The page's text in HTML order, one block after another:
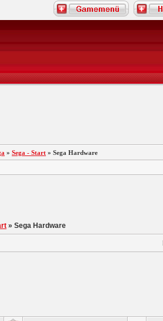
» Sega - Start » Sega Hardware
» Sega Hardware